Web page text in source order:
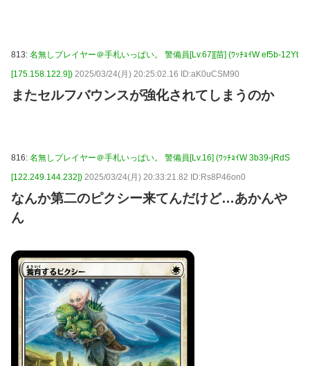
813: 名無しプレイヤー＠手札いっぱい。 警備員[Lv.67][苗] (ﾜｯﾁｮｲW ef5b-12Yt
[175.158.122.9]) 2025/03/24(月) 20:25:02.16 ID:aK0uCSM90
またセルフバウンスが強化されてしまうのか
816: 名無しプレイヤー＠手札いっぱい。 警備員[Lv.16] (ﾜｯﾁｮｲW 3b39-jRdS
[122.249.144.232]) 2025/03/24(月) 20:33:21.82 ID:Rs8P46on0
なんか第二のピクシー来てんだけど…あかんや
ん